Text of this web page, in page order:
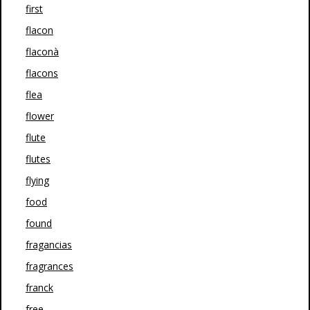
first
flacon
flaconà
flacons
flea
flower
flute
flutes
flying
food
found
fragancias
fragrances
franck